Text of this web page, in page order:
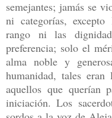
semejantes; jamás se
ni categorías,
rango ni las
preferencia; solo el
alma noble y
humanidad, tales eran
aquellos que querían
iniciación. Los